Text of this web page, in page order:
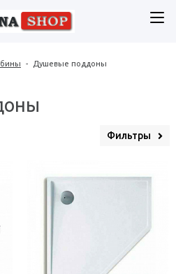
- Душевые поддоны
Фильтры